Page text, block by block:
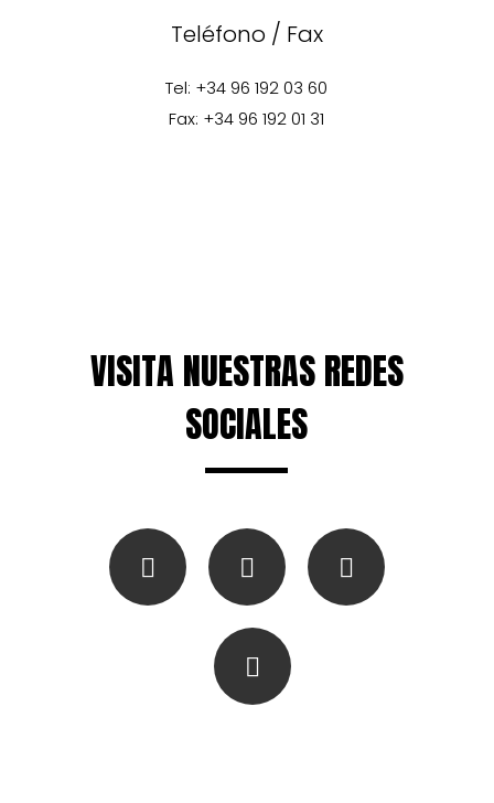
Teléfono / Fax
Tel: +34 96 192 03 60
Fax: +34 96 192 01 31
VISITA NUESTRAS REDES
SOCIALES